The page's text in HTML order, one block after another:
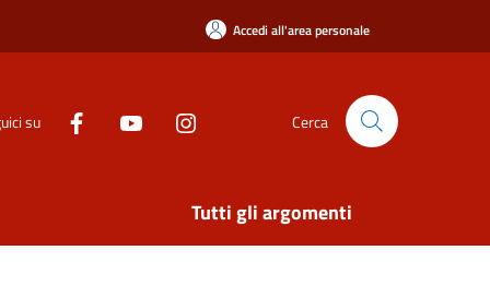
Accedi all'area personale
su Cerca
Tutti gli argomenti